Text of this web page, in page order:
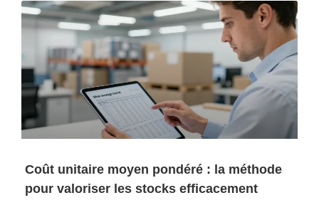
Coût unitaire moyen pondéré : la méthode
pour valoriser les stocks efficacement